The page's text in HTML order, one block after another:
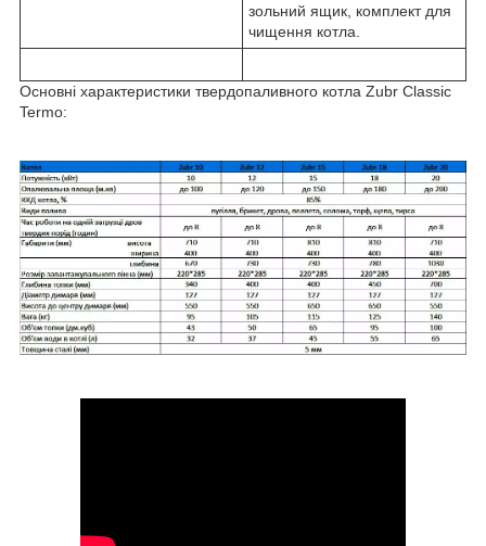
зольний ящик, комплект для
чищення котла.
Основні характеристики твердопаливного котла Zubr Classic
Termo: